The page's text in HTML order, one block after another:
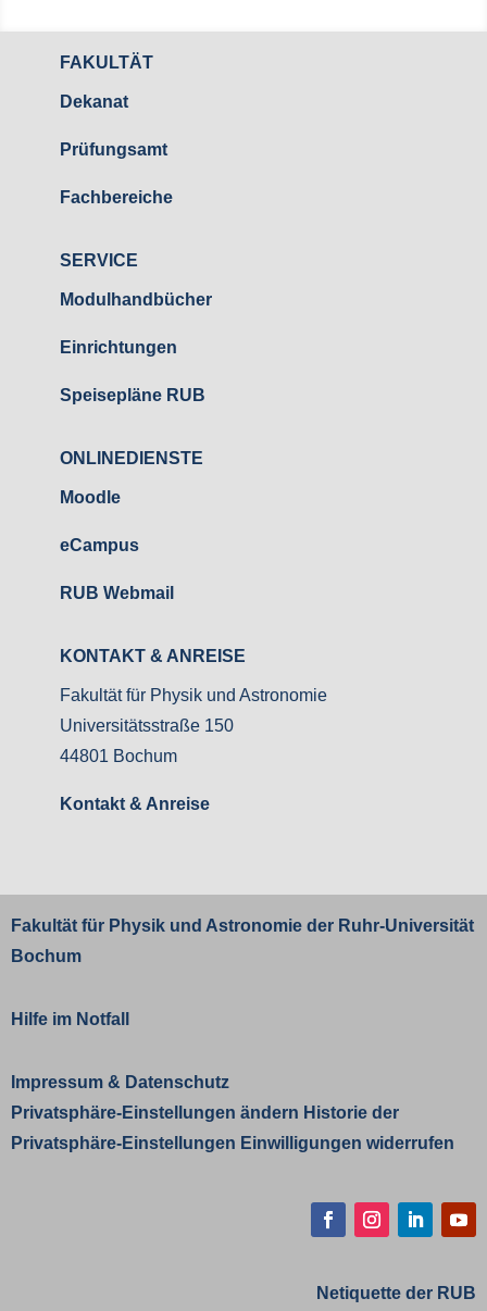
FAKULTÄT
Dekanat
Prüfungsamt
Fachbereiche
SERVICE
Modulhandbücher
Einrichtungen
Speisepläne RUB
ONLINEDIENSTE
Moodle
eCampus
RUB Webmail
KONTAKT & ANREISE
Fakultät für Physik und Astronomie
Universitätsstraße 150
44801 Bochum
Kontakt & Anreise
Fakultät für Physik und Astronomie der Ruhr-Universität
Bochum
Hilfe im Notfall
Impressum & Datenschutz
Privatsphäre-Einstellungen ändern Historie der
Privatsphäre-Einstellungen Einwilligungen widerrufen
Netiquette der RUB